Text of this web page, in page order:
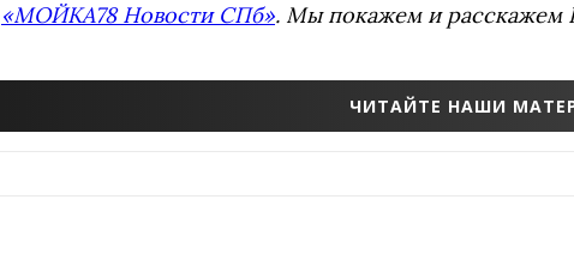
«МОЙКА78 Новости СПб». Мы покажем и расскажем
ЧИТАЙТЕ НАШИ